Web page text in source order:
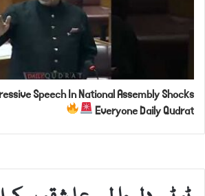
Speech In National Assembly Shocks
Everyone Daily Qudrat